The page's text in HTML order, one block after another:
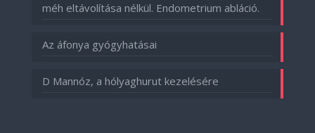
méh eltávolítása nélkül. Endometrium abláció.
Az áfonya gyógyhatásai
D Mannóz, a hólyaghurut kezelésére